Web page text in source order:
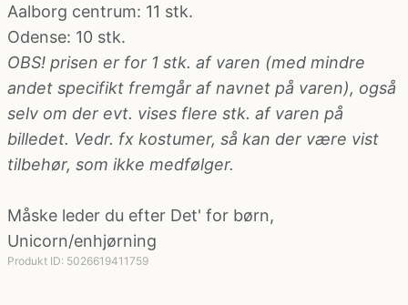
Mavedanser kostume
Mexicaner kostume
Nonne, præste, munke kostumer
Paryk og skæg
Pirat kostume
Aalborg centrum: 11 stk.
Odense: 10 stk.
OBS! prisen er for 1 stk. af varen (med mindre
andet specifikt fremgår af navnet på varen), også
selv om der evt. vises flere stk. af varen på
billedet. Vedr. fx kostumer, så kan der være vist
tilbehør, som ikke medfølger.
Måske leder du efter Det' for børn,
Unicorn/enhjørning
Produkt ID: 5026619411759